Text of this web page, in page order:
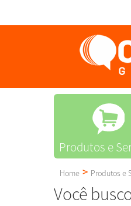
Produtos e
Home Produtos e
Você